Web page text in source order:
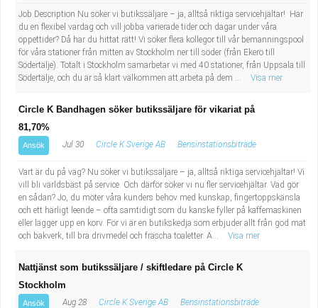
Job Description Nu söker vi butikssäljare – ja, alltså riktiga servicehjältar! Har
du en flexibel vardag och vill jobba varierade tider och dagar under våra
öppettider? Då har du hittat rätt! Vi söker flera kollegor till vår bemanningspool
för våra stationer från mitten av Stockholm ner till söder (från Ekerö till
Södertälje). Totalt i Stockholm samarbetar vi med 40 stationer, från Uppsala till
Södertälje, och du är så klart välkommen att arbeta på dem ...
Visa mer
Circle K Bandhagen söker butikssäljare för vikariat på
81,70%
Ansök Jul 30 Circle K Sverige AB Bensinstationsbiträde
Vart är du på väg? Nu söker vi butikssäljare – ja, alltså riktiga servicehjältar! Vi
vill bli världsbäst på service. Och därför söker vi nu fler servicehjältar. Vad gör
en sådan? Jo, du möter våra kunders behov med kunskap, fingertoppskänsla
och ett härligt leende – ofta samtidigt som du kanske fyller på kaffemaskinen
eller lägger upp en korv. För vi är en butikskedja som erbjuder allt från god mat
och bakverk, till bra drivmedel och fräscha toaletter. Ä...
Visa mer
Nattjänst som butikssäljare / skiftledare på Circle K
Stockholm
Ansök Aug 28 Circle K Sverige AB Bensinstationsbiträde